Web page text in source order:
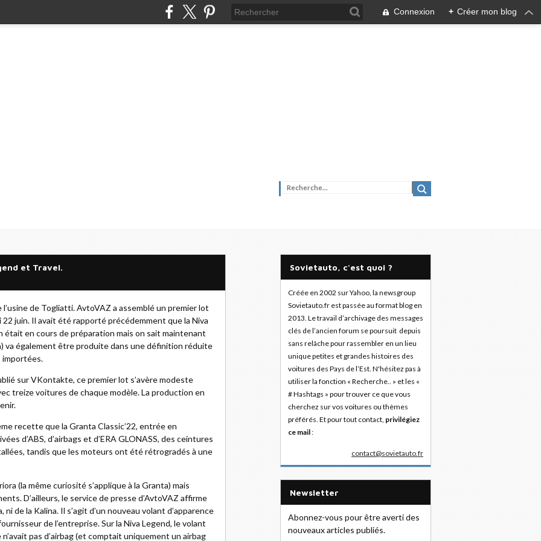
Connexion + Créer mon blog
et Travel.
de Togliatti. AvtoVAZ a assemblé un premier lot
22 juin. Il avait été rapporté précédemment que la Niva
était en cours de préparation mais on sait maintenant
va également être produite dans une définition réduite
importées.
sur VKontakte, ce premier lot s’avère modeste
treize voitures de chaque modèle. La production en
recette que la Granta Classic’22, entrée en
d’ABS, d’airbags et d’ERA GLONASS, des ceintures
tandis que les moteurs ont été rétrogradés à une
(la même curiosité s’applique à la Granta) mais
D’ailleurs, le service de presse d’AvtoVAZ affirme
de la Kalina. Il s’agit d’un nouveau volant d’apparence
de l’entreprise. Sur la Niva Legend, le volant
pas d’airbag (et comptait uniquement un airbag
Sovietauto, c'est quoi ?
Créée en 2002 sur Yahoo, la newsgroup
Sovietauto.fr est passée au format blog en
2013. Le travail d’archivage des messages
clés de l’ancien forum se poursuit depuis
sans relâche pour rassembler en un lieu
unique petites et grandes histoires des
voitures des Pays de l’Est. N'hésitez pas à
utiliser la fonction « Recherche.. » et les «
# Hashtags » pour trouver ce que vous
cherchez sur vos voitures ou thèmes
préférés. Et pour tout contact, privilégiez
ce mail:
contact@sovietauto.fr
Newsletter
Abonnez-vous pour être averti des
nouveaux articles publiés.